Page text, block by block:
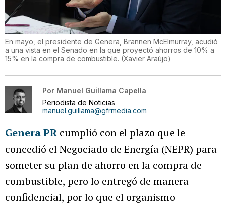
En mayo, el presidente de Genera, Brannen McElmurray, acudió
a una vista en el Senado en la que proyectó ahorros de 10% a
15% en la compra de combustible. (Xavier Araújo)
Por Manuel Guillama Capella
Periodista de Noticias
manuel.guillama@gfrmedia.com
Genera PR cumplió con el plazo que le
concedió el Negociado de Energía (NEPR) para
someter su plan de ahorro en la compra de
combustible, pero lo entregó de manera
confidencial, por lo que el organismo